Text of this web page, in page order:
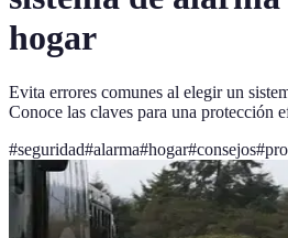
hogar
Evita errores comunes al elegir un
Conoce las claves para una protección
#seguridad#alarma#hogar#consejos#